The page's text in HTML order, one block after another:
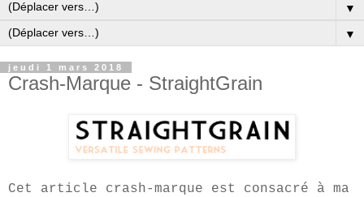
▼
▼
jeudi 1 mars 2018
Crash-Marque - StraightGrain
Cet article crash-marque est consacré à ma